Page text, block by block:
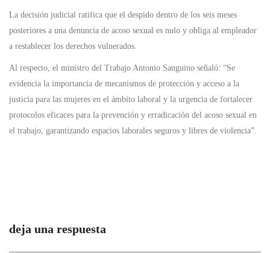
La decisión judicial ratifica que el despido dentro de los seis meses
posteriores a una denuncia de acoso sexual es nulo y obliga al empleador
a restablecer los derechos vulnerados.
Al respecto, el ministro del Trabajo Antonio Sanguino señaló: “Se
evidencia la importancia de mecanismos de protección y acceso a la
justicia para las mujeres en el ámbito laboral y la urgencia de fortalecer
protocolos eficaces para la prevención y erradicación del acoso sexual en
el trabajo, garantizando espacios laborales seguros y libres de violencia”.
deja una respuesta